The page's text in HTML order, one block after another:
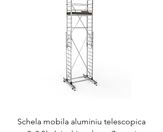
Schela mobila aluminiu telescopica